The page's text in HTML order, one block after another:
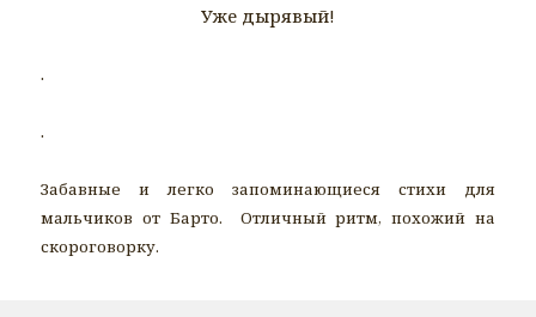
Уже дырявый!
.
.
Забавные и легко запоминающиеся стихи для
мальчиков от Барто. Отличный ритм, похожий на
скороговорку.